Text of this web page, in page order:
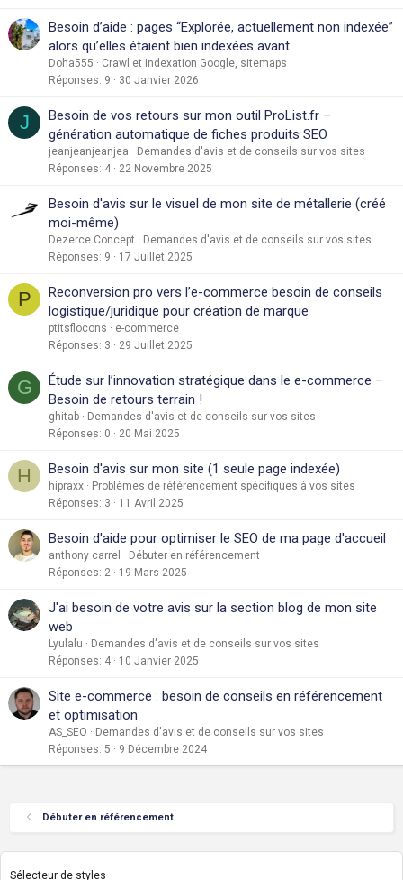
Besoin d’aide : pages “Explorée, actuellement non indexée”
alors qu’elles étaient bien indexées avant
Doha555
Crawl et indexation Google, sitemaps
Réponses 9 30 Janvier 2026
J
Besoin de vos retours sur mon outil ProList.fr –
génération automatique de fiches produits SEO
jeanjeanjeanjea
Demandes d'avis et de conseils sur vos sites
Réponses 4 22 Novembre 2025
Besoin d'avis sur le visuel de mon site de métallerie (créé
moi-même)
Dezerce Concept
Demandes d'avis et de conseils sur vos sites
Réponses 9 17 Juillet 2025
P
Reconversion pro vers l’e-commerce besoin de conseils
logistique/juridique pour création de marque
ptitsflocons
e-commerce
Réponses 3 29 Juillet 2025
G
Étude sur l’innovation stratégique dans le e-commerce –
Besoin de retours terrain !
ghitab
Demandes d'avis et de conseils sur vos sites
Réponses 0 20 Mai 2025
H Besoin d'avis sur mon site (1 seule page indexée)
hipraxx
Problèmes de référencement spécifiques à vos sites
Réponses 3 11 Avril 2025
Besoin d'aide pour optimiser le SEO de ma page d'accueil
anthony carrel
Débuter en référencement
Réponses 2 19 Mars 2025
J'ai besoin de votre avis sur la section blog de mon site
web
Lyulalu
Demandes d'avis et de conseils sur vos sites
Réponses 4 10 Janvier 2025
Site e-commerce : besoin de conseils en référencement
et optimisation
AS_SEO
Demandes d'avis et de conseils sur vos sites
Réponses 5 9 Décembre 2024
Débuter en référencement
Sélecteur de styles